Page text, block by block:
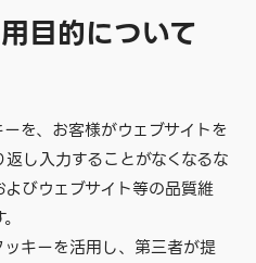
目的について
を、お客様がウェブサイトを
し入力することがなくなるな
びウェブサイト等の品質維
キーを活用し、第三者が提